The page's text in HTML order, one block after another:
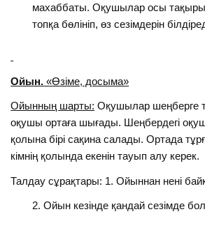
махаббаты. Оқушылар осы
топқа бөлініп, өз сезімдерін
Ойын. «Өзіме, досыма»
Ойынның шарты: Оқушылар шеңберге
оқушы ортаға шығады. Шеңбердегі
қолына бірі сақина салады. Ортада
кімнің қолында екенін тауып алу керек.
Талдау сұрақтары: 1. Ойыннан нені
Ойын кезінде қандай сезімде